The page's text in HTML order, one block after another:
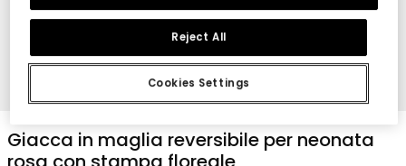
3 4 5 6
Giacca in maglia reversibile per neonata
Cookies Settings
Reject All